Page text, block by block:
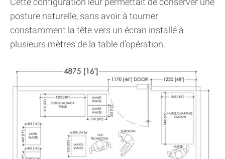
posture naturelle, sans avoir à tourner
constamment la tête vers un écran installé à
plusieurs mètres de la table d’opération.